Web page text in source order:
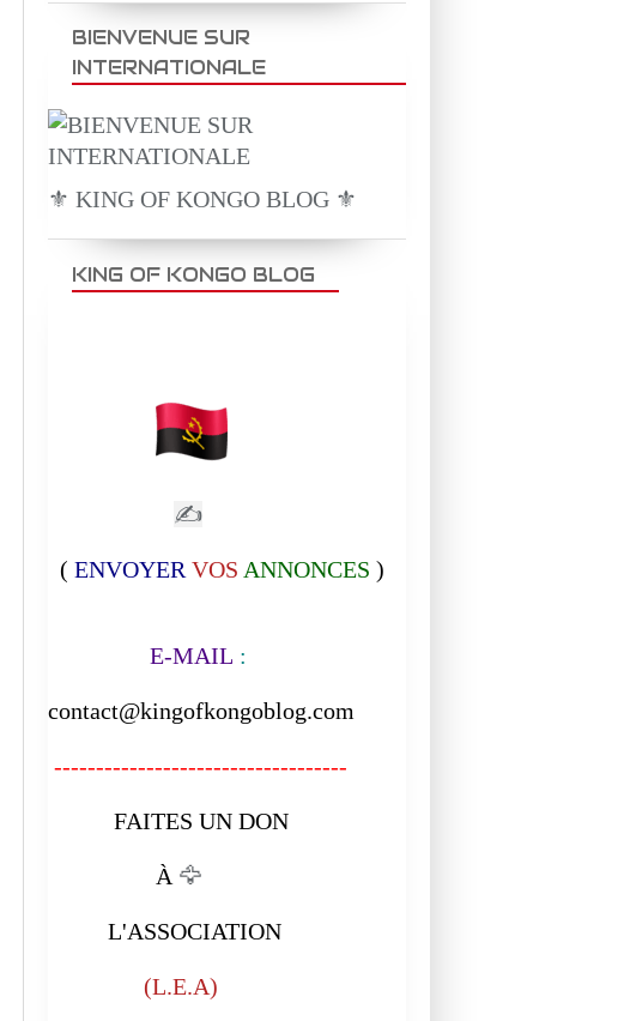
BIENVENUE SUR
INTERNATIONALE
⚜️ KING OF KONGO BLOG ⚜️
KING OF KONGO BLOG
✍
( ENVOYER VOS ANNONCES )
E-MAIL :
contact@kingofkongoblog.com
-----------------------------------
FAITES UN DON
À 🦅
L'ASSOCIATION
(L.E.A)